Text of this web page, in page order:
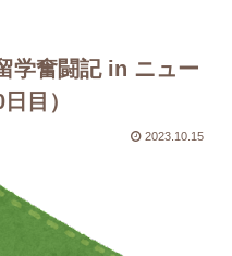
学奮闘記 in ニュー
目）
2023.10.15